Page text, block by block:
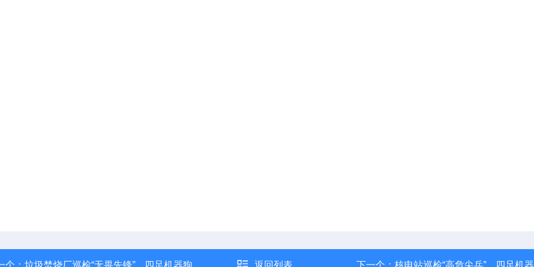
个： 垃圾焚烧厂巡检“无畏先锋”，四足机器狗 返回列表 下一个： 核电站巡检“高危尖兵”，四足机